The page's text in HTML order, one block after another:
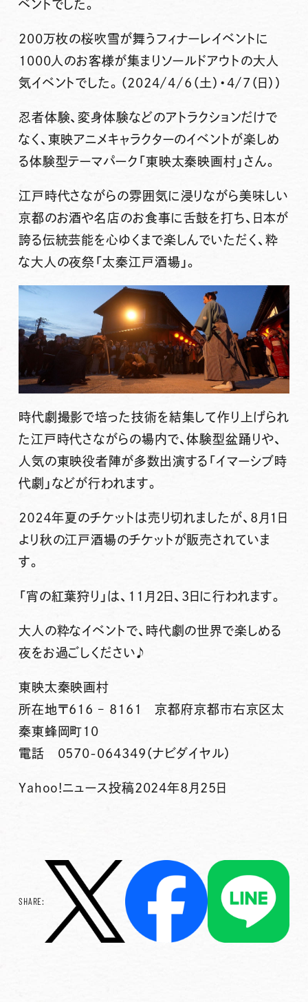
ベントでした。
200万枚の桜吹雪が舞うフィナーレイベントに
1000人のお客様が集まりソールドアウトの大人
気イベントでした。（2024/4/6（土）・4/7（日））
忍者体験、変身体験などのアトラクションだけで
なく、東映アニメキャラクターのイベントが楽しめ
る体験型テーマパーク「東映太秦映画村」さん。
江戸時代さながらの雰囲気に浸りながら美味しい
京都のお酒や名店のお食事に舌鼓を打ち、日本が
誇る伝統芸能を心ゆくまで楽しんでいただく、粋
な大人の夜祭「太秦江戸酒場」。
時代劇撮影で培った技術を結集して作り上げられ
た江戸時代さながらの場内で、体験型盆踊りや、
人気の東映役者陣が多数出演する「イマーシブ時
代劇」などが行われます。
２０２４年夏のチケットは売り切れましたが、8月1日
より秋の江戸酒場のチケットが販売されていま
す。
「宵の紅葉狩り」は、11月2日、3日に行われます。
大人の粋なイベントで、時代劇の世界で楽しめる
夜をお過ごしください♪
東映太秦映画村
所在地〒616 – 8161 京都府京都市右京区太
秦東蜂岡町10
電話 0570-064349（ナビダイヤル）
Yahoo!ニュース投稿2024年8月25日
SHARE: